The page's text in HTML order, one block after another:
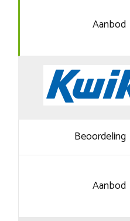
Aanbod
Beoordeling
Aanbod